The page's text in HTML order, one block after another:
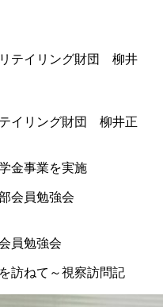
テイリング財団 柳井正
金事業を実施
員勉強会
訪ねて～視察訪問記